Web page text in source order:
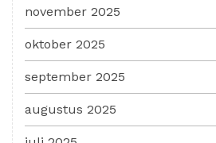
november 2025
oktober 2025
september 2025
augustus 2025